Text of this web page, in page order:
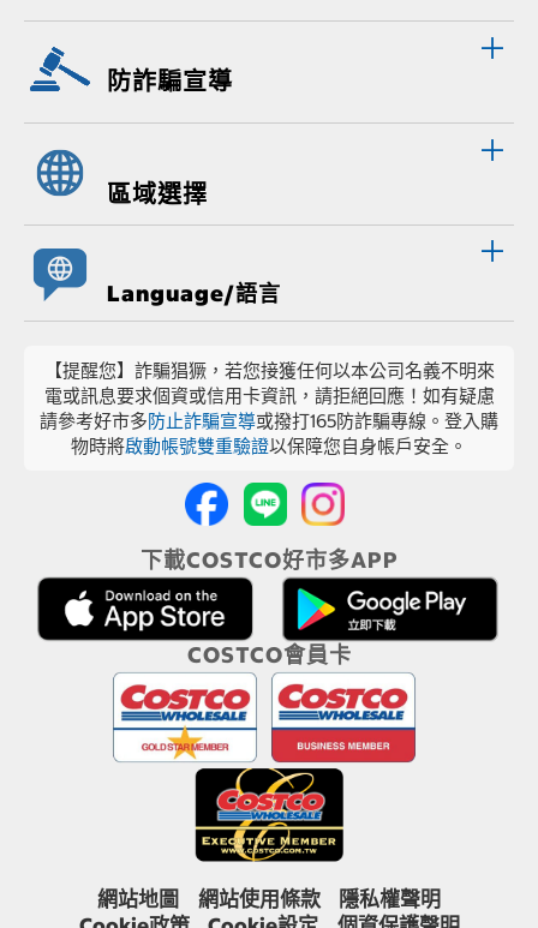
防詐騙宣導
區域選擇
Language/語言
【提醒您】詐騙猖獗，若您接獲任何以本公司名義不明來
電或訊息要求個資或信用卡資訊，請拒絕回應！如有疑慮
請參考好市多防止詐騙宣導或撥打165防詐騙專線。登入購
物時將啟動帳號雙重驗證以保障您自身帳戶安全。
下載COSTCO好市多APP
COSTCO會員卡
網站地圖 網站使用條款
隱私權聲明